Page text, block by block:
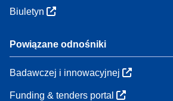
Biuletyn
Powiązane odnośniki
Badawczej i innowacyjnej
Funding & tenders portal